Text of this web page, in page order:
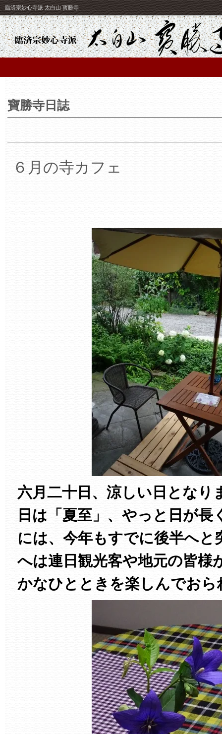
臨済宗妙心寺派 太白山 寳勝寺
寶勝寺日誌
６月の寺カフェ
六月二十日、涼しい日となり
日は「夏至」、やっと日が長
には、今年もすでに後半へと
へは連日観光客や地元の皆様
かなひとときを楽しんでおら